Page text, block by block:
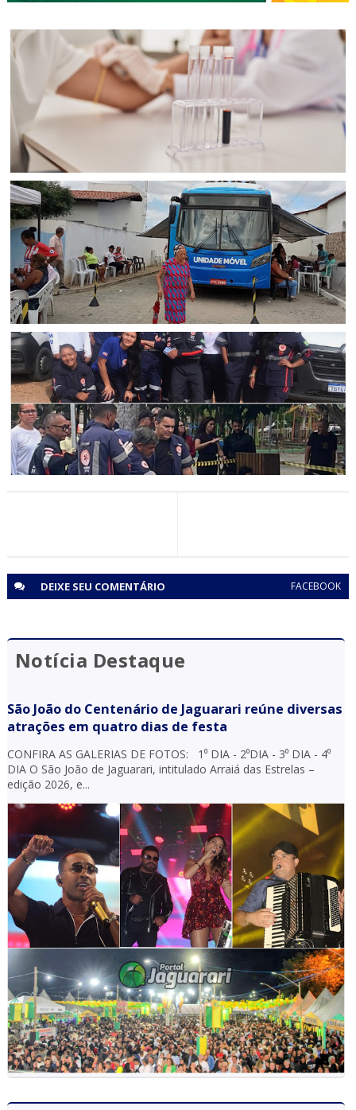
BAHIA
Exames laboratoriais ajudam a identificar doenças
silenciosas antes dos primeiros sintomas
ITIÚBA
Itiúba: Mutirão de Saúde inédito transforma o domingo
de mais de 300 moradores em Rômulo Campos
DEIXE SEU COMENTÁRIO FACEBOOK
Notícia Destaque
São João do Centenário de Jaguarari reúne diversas
atrações em quatro dias de festa
CONFIRA AS GALERIAS DE FOTOS: 1⁰ DIA - 2⁰DIA - 3⁰ DIA - 4⁰
DIA O São João de Jaguarari, intitulado Arraiá das Estrelas –
edição 2026, e...